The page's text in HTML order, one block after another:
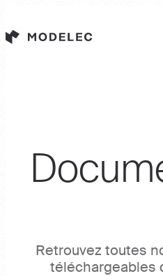
Retrouvez toutes
téléchargeables